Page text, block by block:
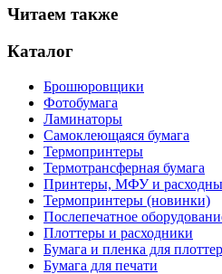
Читаем также
Каталог
Брошюровщики
Фотобумага
Ламинаторы
Самоклеющаяся бумага
Термопринтеры
Термотрансферная бумага
Принтеры, МФУ и
Термопринтеры (новинки)
Послепечатное
Плоттеры и расходники
Бумага и пленка для
Бумага для печати